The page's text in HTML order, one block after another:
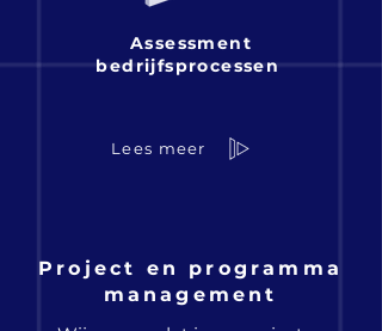
Assessment
bedrijfsprocessen
Lees meer
Project en programma
management